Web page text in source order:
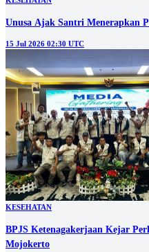
Unusa Ajak Santri Menerapkan
15 Jul 2026 02:30 UTC
KESEHATAN
BPJS Ketenagakerjaan Kejar
Mojokerto